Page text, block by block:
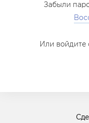
Забыли
Или войдите